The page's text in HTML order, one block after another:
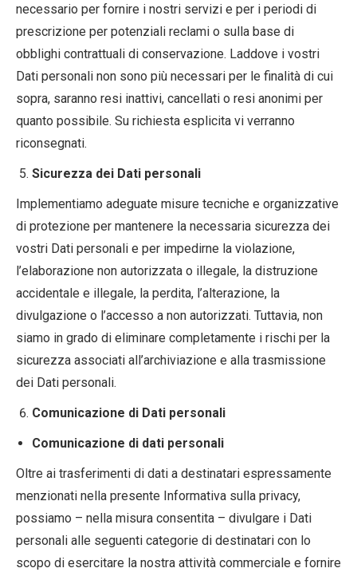
necessario per fornire i nostri servizi e per i periodi di
prescrizione per potenziali reclami o sulla base di
obblighi contrattuali di conservazione. Laddove i vostri
Dati personali non sono più necessari per le finalità di cui
sopra, saranno resi inattivi, cancellati o resi anonimi per
quanto possibile. Su richiesta esplicita vi verranno
riconsegnati.
Sicurezza dei Dati personali
Implementiamo adeguate misure tecniche e organizzative
di protezione per mantenere la necessaria sicurezza dei
vostri Dati personali e per impedirne la violazione,
l’elaborazione non autorizzata o illegale, la distruzione
accidentale e illegale, la perdita, l’alterazione, la
divulgazione o l’accesso a non autorizzati. Tuttavia, non
siamo in grado di eliminare completamente i rischi per la
sicurezza associati all’archiviazione e alla trasmissione
dei Dati personali.
Comunicazione di Dati personali
Comunicazione di dati personali
Oltre ai trasferimenti di dati a destinatari espressamente
menzionati nella presente Informativa sulla privacy,
possiamo – nella misura consentita – divulgare i Dati
personali alle seguenti categorie di destinatari con lo
scopo di esercitare la nostra attività commerciale e fornire